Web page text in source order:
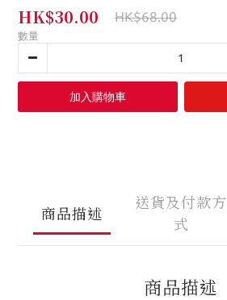
HK$30.00 HK$68.00
數量
加入購物車
商品描述
送貨及付款方
式
商品描述